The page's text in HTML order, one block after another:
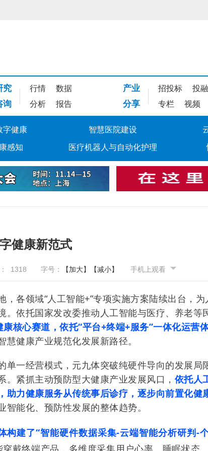
究 行情 数据
询 分析 报告
产业 招投标 投
分享 专栏 视频
字健康 智慧医院建设
感知 医疗机器人与自动化护理
健康新范式
1318 字号： 【加大】 【减小】 手机上观看
各领域“人工智能+”专项实施方案陆续出台，为
依托国家发改委推动人工智能与医疗、养老等
核心赛道，依托“平台+终端+服务”一体化运营
健康产业规范化发展新路径。
一经营模式，元九体突破纯硬件导向的发展局
紧抓主动预防型大健康产业发展风口， 依托人
力健康服务从传统事后诊疗，逐步向前置化健
智能化、预防性发展的整体趋势。
构建了“智能硬件数据采集-云端智能分析研判-
戴终端产品，多维度采集用户心率、睡眠状态